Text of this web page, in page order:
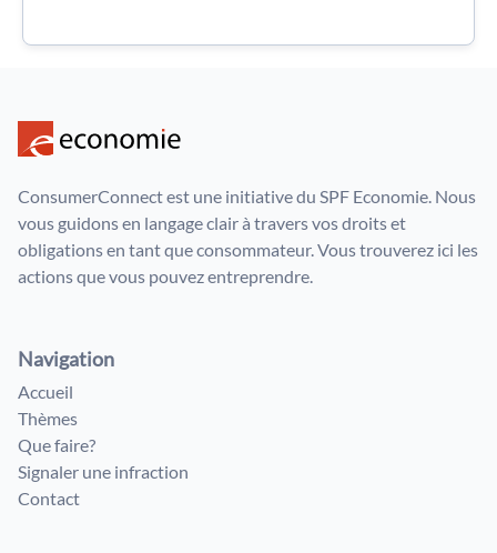
ConsumerConnect est une initiative du SPF Economie. Nous
vous guidons en langage clair à travers vos droits et
obligations en tant que consommateur. Vous trouverez ici les
actions que vous pouvez entreprendre.
Navigation
Accueil
Thèmes
Que faire?
Signaler une infraction
Contact